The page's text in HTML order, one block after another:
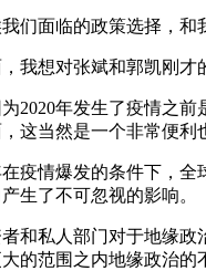
面临的政策选择，
我想对张斌和郭凯刚才
年发生了疫情之
这当然是一个非常便利
疫情爆发的条件下，
生了不可忽视的影响。
和私人部门对于地缘
范围之内地缘政治